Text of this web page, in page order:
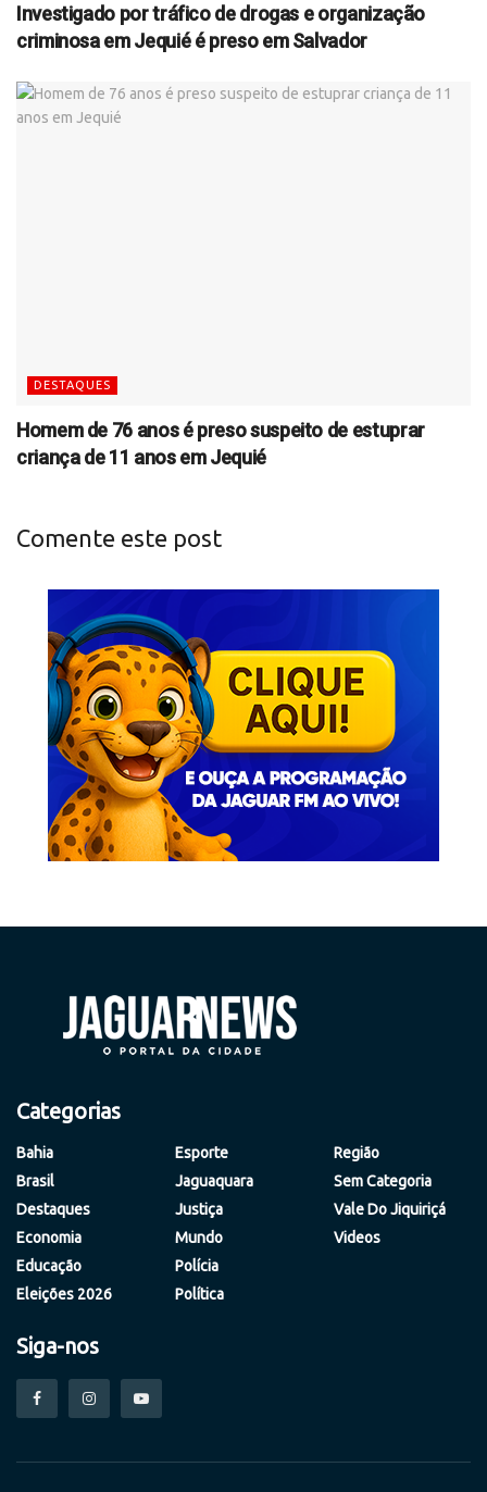
Investigado por tráfico de drogas e organização
criminosa em Jequié é preso em Salvador
DESTAQUES
Homem de 76 anos é preso suspeito de estuprar
criança de 11 anos em Jequié
Comente este post
Categorias
Bahia
Brasil
Destaques
Economia
Educação
Eleições 2026
Esporte
Jaguaquara
Justiça
Mundo
Polícia
Política
Região
Sem Categoria
Vale Do Jiquiriçá
Videos
Siga-nos